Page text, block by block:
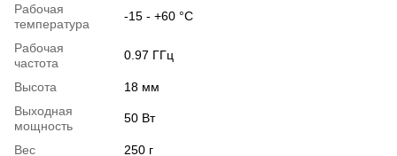
Рабочая
температура
-15 - +60 °С
Рабочая
частота
0.97 ГГц
Высота
18 мм
Выходная
мощность
50 Вт
Вес
250 г